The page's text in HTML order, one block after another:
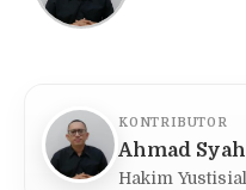
KONTRIBUTOR
Ahmad
Hakim